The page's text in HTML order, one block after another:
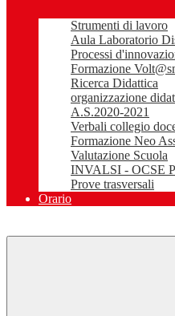
Strumenti di lavoro
Aula Laboratorio
Processi
Formazione
Ricerca Didattica
organizzazione
A.S.2020-2021
Verbali collegio
Formazione Neo
Valutazione Scuola
INVALSI - OCSE
Prove trasversali
Orario